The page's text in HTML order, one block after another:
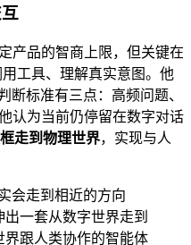
产品的智商上限，但关键在
工具、理解真实意图。他
断标准有三点：高频问题、
认为当前仍停留在数字对话
走到物理世界，实现与人
会走到相近的方向
一套从数字世界走到
跟人类协作的智能体